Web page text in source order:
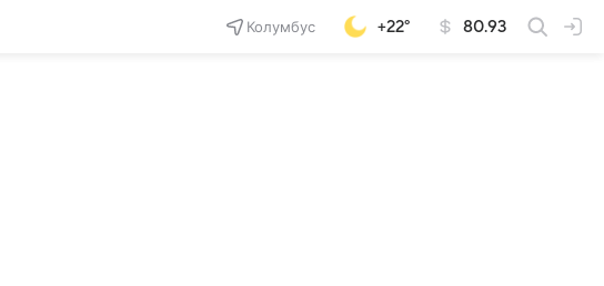
Колумбус +22° 80.93